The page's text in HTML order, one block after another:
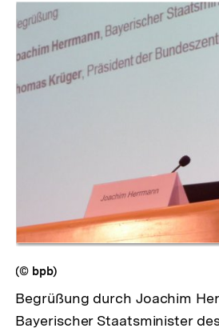
Inhaltskarussell
überspringen
(© bpb)
Begrüßung durch Joachim
Bayerischer Staatsminister